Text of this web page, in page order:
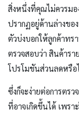
สิ่งหนึ่งที่คุณไม่ควรมอ
ปรากฏอยู่ด้านล่างขอ
ตัวบ่งบอกให้ลูกค้าทร
ตรวจสอบว่า สินค้ารา
โปรโมชันส่วนลดหรือ
ซึ่งก็จะง่ายต่อการตร
ที่อาจเกิดขึ้นได้ เพรา